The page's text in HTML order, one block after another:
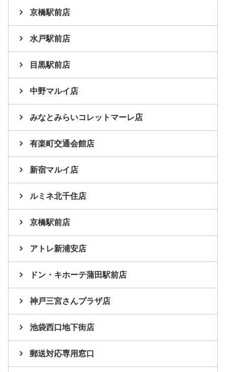
京橋駅前店
水戸駅前店
目黒駅前店
中野マルイ店
みなとみらいコレットマーレ店
有楽町交通会館店
新宿マルイ店
ルミネ北千住店
京橋駅前店
アトレ新浦安店
ドン・キホーテ蒲田駅前店
神戸三宮さんプラザ店
池袋西口地下街店
郵送対応専用窓口